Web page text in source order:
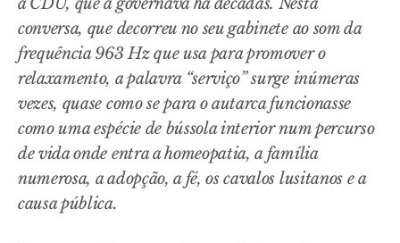
conversa, que decorreu no seu gabinete ao som da
frequência 963 Hz que usa para promover o
relaxamento, a palavra “serviço” surge inúmeras
vezes, quase como se para o autarca funcionasse
como uma espécie de bússola interior num percurso
de vida onde entra a homeopatia, a família
numerosa, a adopção, a fé, os cavalos lusitanos e a
causa pública.